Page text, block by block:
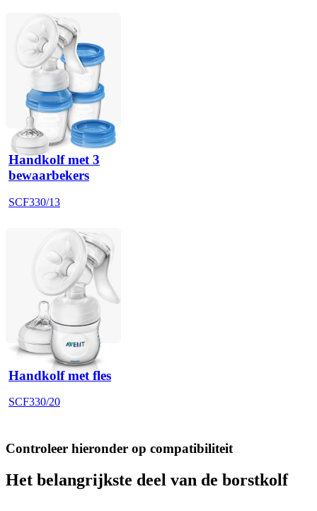
Handkolf met 3
bewaarbekers
SCF330/13
Handkolf met fles
SCF330/20
Controleer hieronder op compatibiliteit
Het belangrijkste deel van de borstkolf